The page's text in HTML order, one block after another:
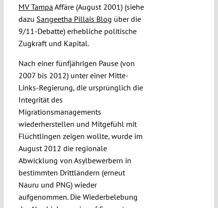
MV Tampa Affäre (August 2001) (siehe
dazu Sangeetha Pillais Blog über die
9/11-Debatte) erhebliche politische
Zugkraft und Kapital.
Nach einer fünfjährigen Pause (von
2007 bis 2012) unter einer Mitte-
Links-Regierung, die ursprünglich die
Integrität des
Migrationsmanagements
wiederherstellen und Mitgefühl mit
Flüchtlingen zeigen wollte, wurde im
August 2012 die regionale
Abwicklung von Asylbewerbern in
bestimmten Drittländern (erneut
Nauru und PNG) wieder
aufgenommen. Die Wiederbelebung